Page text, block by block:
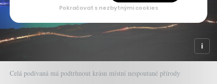
Celá podívaná má podtrhnout krásu místní nespoutané přírody
Pokračovat s nezbytnými cookies